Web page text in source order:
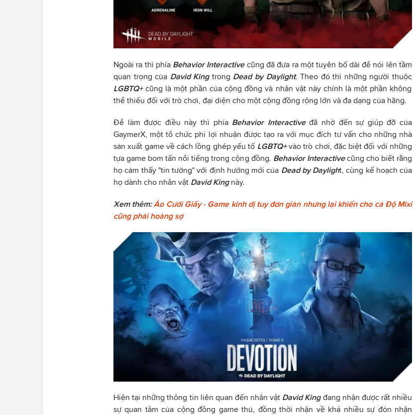
Ngoài ra thì phía Behavior Interactivecũng đã đưa ra một tuyên bố dài để nói lên tầm
quan trọng của David Kingtrong Dead by Daylight. Theo đó thì những người thuộc
LGBTQ+cũng là một phần của cộng đồng và nhân vật này chính là một phần không
thể thiếu đối với trò chơi, đại diện cho một cộng đồng rộng lớn và đa dạng của hãng.
Để làm được điều này thì phía Behavior Interactiveđã nhờ đến sự giúp đỡ của
GaymerX, một tổ chức phi lợi nhuận được tạo ra với mục đích tư vấn cho những nhà
sản xuất game về cách lồng ghép yếu tố LGBTQ+vào trò chơi, đặc biệt đối với những
tựa game bom tấn nổi tiếng trong cộng đồng. Behavior Interactivecũng cho biết rằng
họ cảm thấy "tin tưởng" với định hướng mới của Dead by Daylight, cùng kế hoạch của
họ dành cho nhân vật David Kingnày.
Xem thêm: Áo Cưới Giấy - Game kinh dị tuy đơn giản nhưng lại khiến cho cả Độ Mixi
cũng phải hoảng sợ
Hiện tại những thông tin liên quan đến nhân vật David King đang nhận được rất nhiều
sự quan tâm của cộng đồng game thủ, đồng thời nhận về khá nhiều sự đón nhận